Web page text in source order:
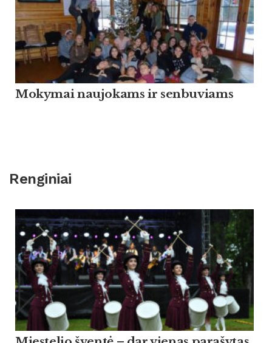
Mokymai naujokams ir senbuviams
Renginiai